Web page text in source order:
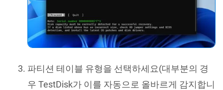
파티션 테이블 유형을 선택하세요(대부분의 경
우 TestDisk가 이를 자동으로 올바르게 감지합니